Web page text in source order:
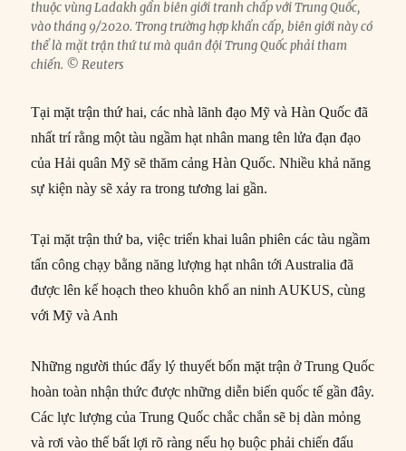
thuộc vùng Ladakh gần biên giới tranh chấp với Trung Quốc,
vào tháng 9/2020. Trong trường hợp khẩn cấp, biên giới này có
thể là mặt trận thứ tư mà quân đội Trung Quốc phải tham
chiến. © Reuters
Tại mặt trận thứ hai, các nhà lãnh đạo Mỹ và Hàn Quốc đã
nhất trí rằng một tàu ngầm hạt nhân mang tên lửa đạn đạo
của Hải quân Mỹ sẽ thăm cảng Hàn Quốc. Nhiều khả năng
sự kiện này sẽ xảy ra trong tương lai gần.
Tại mặt trận thứ ba, việc triển khai luân phiên các tàu ngầm
tấn công chạy bằng năng lượng hạt nhân tới Australia đã
được lên kế hoạch theo khuôn khổ an ninh AUKUS, cùng
với Mỹ và Anh
Những người thúc đẩy lý thuyết bốn mặt trận ở Trung Quốc
hoàn toàn nhận thức được những diễn biến quốc tế gần đây.
Các lực lượng của Trung Quốc chắc chắn sẽ bị dàn mỏng
và rơi vào thế bất lợi rõ ràng nếu họ buộc phải chiến đấu